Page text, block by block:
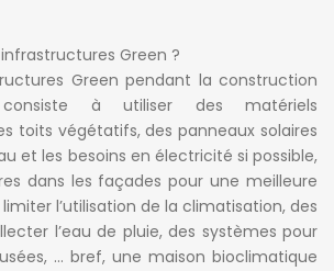
Green ?
Green pendant la construction
à utiliser des matériels
toits végétatifs, des panneaux solaires
et les besoins en électricité si possible,
dans les façades pour une meilleure
l’utilisation de la climatisation, des
l’eau de pluie, des systèmes pour
… bref, une maison bioclimatique